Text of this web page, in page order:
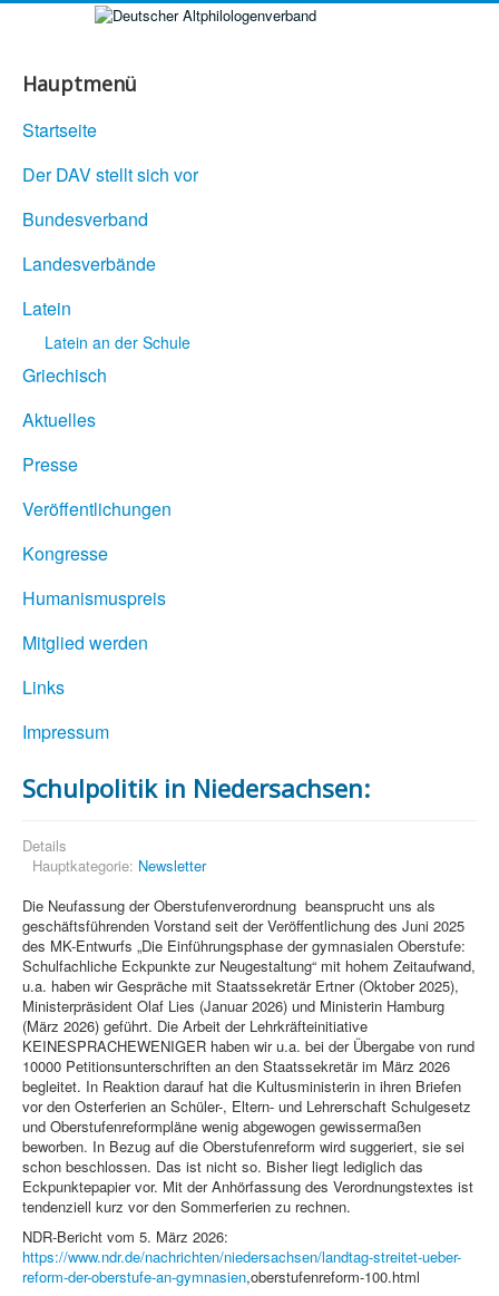
Hauptmenü
Startseite
Der DAV stellt sich vor
Bundesverband
Landesverbände
Latein
Latein an der Schule
Griechisch
Aktuelles
Presse
Veröffentlichungen
Kongresse
Humanismuspreis
Mitglied werden
Links
Impressum
Schulpolitik in Niedersachsen:
Details
Hauptkategorie: Newsletter
Die Neufassung der Oberstufenverordnung beansprucht uns als
geschäftsführenden Vorstand seit der Veröffentlichung des Juni 2025
des MK-Entwurfs „Die Einführungsphase der gymnasialen Oberstufe:
Schulfachliche Eckpunkte zur Neugestaltung“ mit hohem Zeitaufwand,
u.a. haben wir Gespräche mit Staatssekretär Ertner (Oktober 2025),
Ministerpräsident Olaf Lies (Januar 2026) und Ministerin Hamburg
(März 2026) geführt. Die Arbeit der Lehrkräfteinitiative
KEINESPRACHEWENIGER haben wir u.a. bei der Übergabe von rund
10000 Petitionsunterschriften an den Staatssekretär im März 2026
begleitet. In Reaktion darauf hat die Kultusministerin in ihren Briefen
vor den Osterferien an Schüler-, Eltern- und Lehrerschaft Schulgesetz
und Oberstufenreformpläne wenig abgewogen gewissermaßen
beworben. In Bezug auf die Oberstufenreform wird suggeriert, sie sei
schon beschlossen. Das ist nicht so. Bisher liegt lediglich das
Eckpunktepapier vor. Mit der Anhörfassung des Verordnungstextes ist
tendenziell kurz vor den Sommerferien zu rechnen.
NDR-Bericht vom 5. März 2026:
https://www.ndr.de/nachrichten/niedersachsen/landtag-streitet-ueber-
reform-der-oberstufe-an-gymnasien,oberstufenreform-100.html